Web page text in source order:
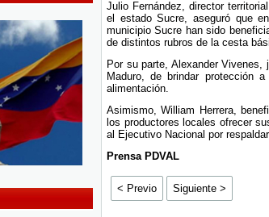
Julio Fernández, director
el estado Sucre, aseguró que
municipio Sucre han sido
de distintos rubros de la cesta
Por su parte, Alexander
Maduro, de brindar protección
alimentación.
Asimismo, William Herrera,
los productores locales ofrecer
al Ejecutivo Nacional por
Prensa PDVAL
< Previo Siguiente >